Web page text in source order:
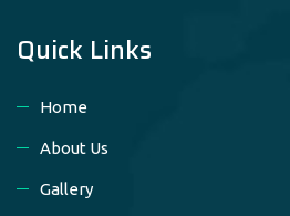
Quick Links
Home
About Us
Gallery